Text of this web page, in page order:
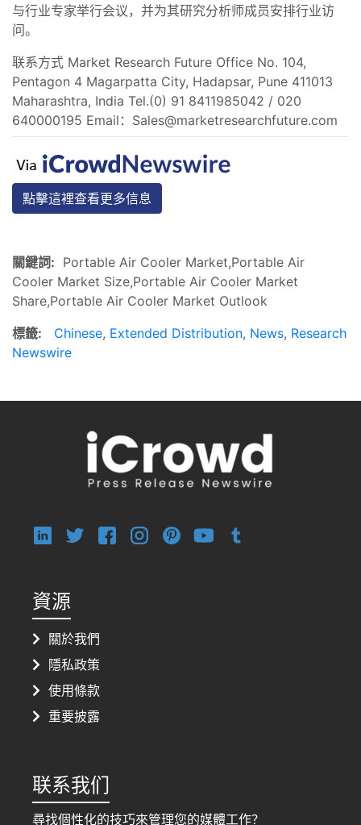
与行业专家举行会议，并为其研究分析师成员安排行业访
问。
联系方式 Market Research Future Office No. 104,
Pentagon 4 Magarpatta City, Hadapsar, Pune 411013
Maharashtra, India Tel.(0) 91 8411985042 / 020
640000195 Email： Sales@marketresearchfuture.com
點擊這裡查看更多信息
關鍵詞: Portable Air Cooler Market,Portable Air
Cooler Market Size,Portable Air Cooler Market
Share,Portable Air Cooler Market Outlook
標籤:
Chinese, Extended Distribution, News, Research
Newswire
資源
關於我們
隱私政策
使用條款
重要披露
联系我们
尋找個性化的技巧來管理您的媒體工作？